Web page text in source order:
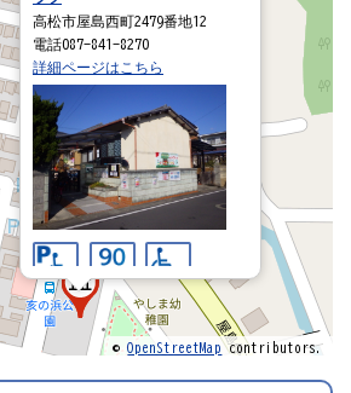
高松市屋島西町2479番地12
電話087-841-8270
詳細ページはこちら
©OpenStreetMapcontributors.